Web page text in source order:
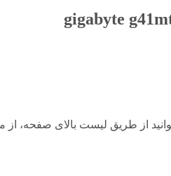
از طریق لیست بالای صفحه، از